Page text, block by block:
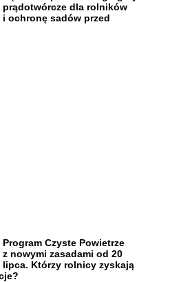
prądotwórcze dla rolników
i ochronę sadów przed
Program Czyste Powietrze
z nowymi zasadami od 20
lipca. Którzy rolnicy zyskają